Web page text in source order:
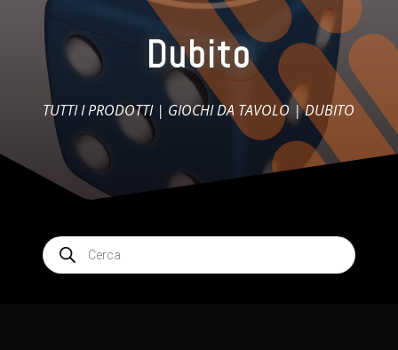
Dubito
TUTTI I PRODOTTI| GIOCHI DA TAVOLO | DUBITO
Products
search